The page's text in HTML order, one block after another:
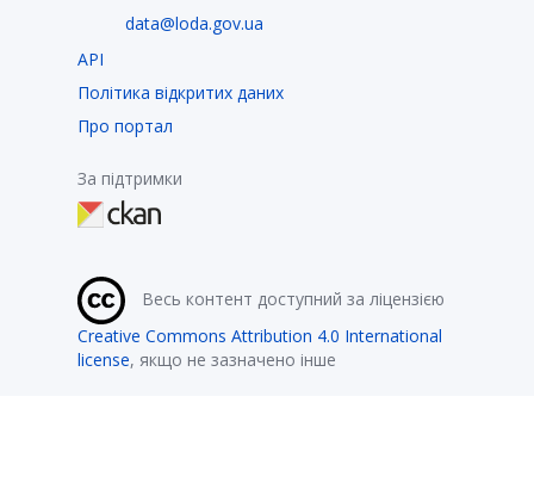
data@loda.gov.ua
API
Політика відкритих даних
Про портал
За підтримки
Весь контент доступний за ліцензією
Creative Commons Attribution 4.0 International
license, якщо не зазначено інше